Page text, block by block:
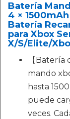
Batería
4 ×
Batería
para Xbox
X/S/Elite/
【
mando
hasta
puede
veces.